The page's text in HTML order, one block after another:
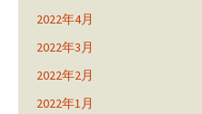
2022年4月
2022年3月
2022年2月
2022年1月